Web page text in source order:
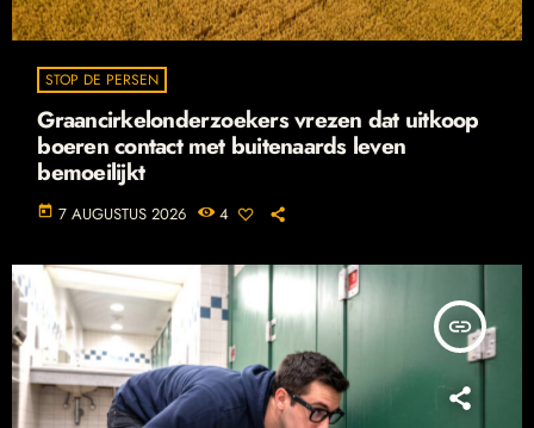
STOP DE PERSEN
Graancirkelonderzoekers vrezen dat uitkoop
boeren contact met buitenaards leven
bemoeilijkt
today 7 AUGUSTUS 2026 4
insert_link